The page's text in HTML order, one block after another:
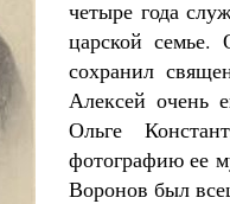
четыре года
царской
сохранил
Алексей очень
Ольге
фотографию ее
Воронов был